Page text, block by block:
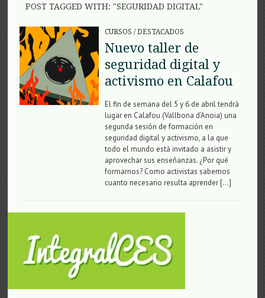
POST TAGGED WITH: "SEGURIDAD DIGITAL"
CURSOS /DESTACADOS
Nuevo taller de
seguridad digital y
activismo en Calafou
El fin de semana del 5 y 6 de abril tendrá
lugar en Calafou (Vallbona d’Anoia) una
segunda sesión de formación en
seguridad digital y activismo, a la que
todo el mundo està invitado a asistir y
aprovechar sus enseñanzas. ¿Por qué
formarnos? Como activistas sabemos
cuanto necesario resulta aprender […]